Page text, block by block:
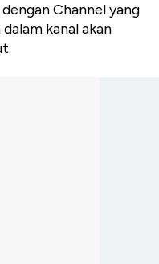
Channel yang
kanal akan